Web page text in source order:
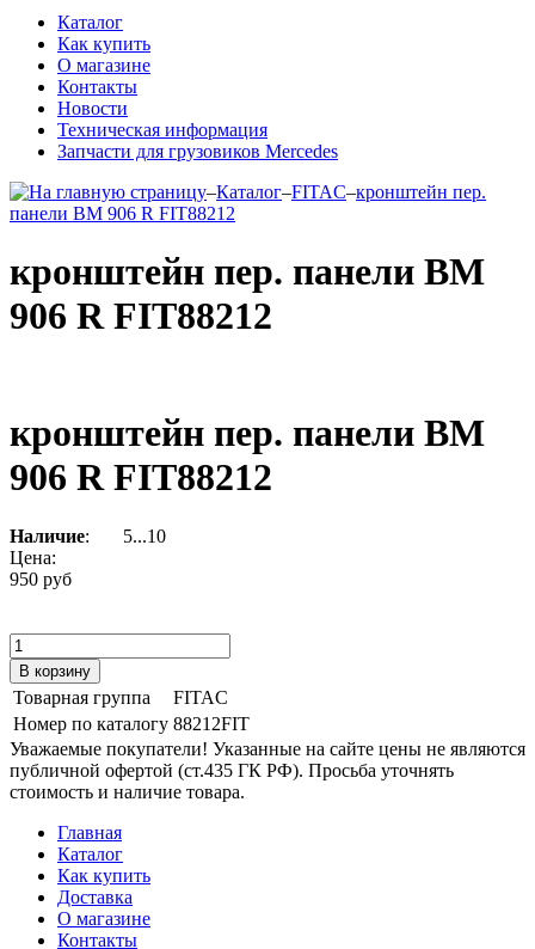
Каталог
Как купить
О магазине
Контакты
Новости
Техническая информация
Запчасти для грузовиков Mercedes
–Каталог–FITAC–кронштейн пер.
панели ВМ 906 R FIT88212
кронштейн пер. панели ВМ
906 R FIT88212
кронштейн пер. панели ВМ
906 R FIT88212
Наличие:
5...10
Цена:
950 руб
Товарная группа
FITAC
Номер по каталогу 88212FIT
Уважаемые покупатели! Указанные на сайте цены не являются
публичной офертой (ст.435 ГК РФ). Просьба уточнять
стоимость и наличие товара.
Главная
Каталог
Как купить
Доставка
О магазине
Контакты